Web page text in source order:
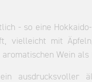
- so eine
vielleicht mit
Wein
ausdrucksvoller